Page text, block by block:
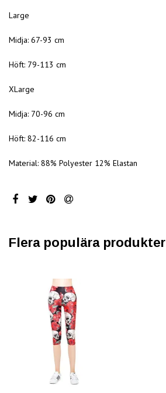
Large
Midja: 67-93 cm
Höft: 79-113 cm
XLarge
Midja: 70-96 cm
Höft: 82-116 cm
Material: 88% Polyester 12% Elastan
Flera populära produkter